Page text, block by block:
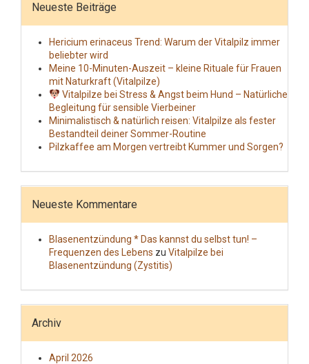
Neueste Beiträge
Hericium erinaceus Trend: Warum der Vitalpilz immer
beliebter wird
Meine 10-Minuten-Auszeit – kleine Rituale für Frauen
mit Naturkraft (Vitalpilze)
Vitalpilze bei Stress & Angst beim Hund – Natürliche
Begleitung für sensible Vierbeiner
Minimalistisch & natürlich reisen: Vitalpilze als fester
Bestandteil deiner Sommer-Routine
Pilzkaffee am Morgen vertreibt Kummer und Sorgen?
Neueste Kommentare
Blasenentzündung * Das kannst du selbst tun! –
Frequenzen des Lebens zu Vitalpilze bei
Blasenentzündung (Zystitis)
Archiv
April 2026